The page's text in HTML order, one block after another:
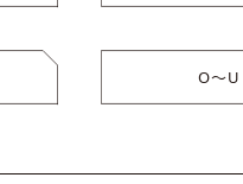
O〜U